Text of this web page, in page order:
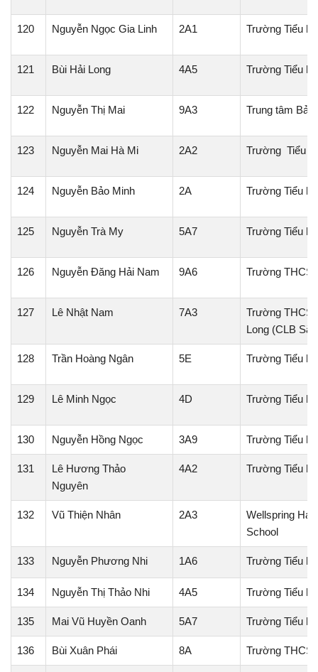
120 Nguyễn Ngọc Gia Linh 2A1 Trường Tiểu
121 Bùi Hải Long 4A5 Trường Tiểu
122 Nguyễn Thị Mai 9A3 Trung tâm
123 Nguyễn Mai Hà Mi 2A2 Trường Tiểu
124 Nguyễn Bảo Minh 2A Trường Tiểu
125 Nguyễn Trà My 5A7 Trường Tiểu
126 Nguyễn Đăng Hải Nam 9A6 Trường THCS
127 Lê Nhật Nam 7A3
Trường THCS
Long (CLB
128 Trần Hoàng Ngân 5E Trường Tiểu
129 Lê Minh Ngọc 4D Trường Tiểu
130 Nguyễn Hồng Ngọc 3A9 Trường Tiểu
131
Lê Hương Thảo
Nguyên
4A2 Trường Tiểu
132 Vũ Thiện Nhân 2A3
Wellspring
School
133 Nguyễn Phương Nhi 1A6 Trường Tiểu
134 Nguyễn Thị Thảo Nhi 4A5 Trường Tiểu
135 Mai Vũ Huyền Oanh 5A7 Trường Tiểu
136 Bùi Xuân Phái 8A Trường THCS